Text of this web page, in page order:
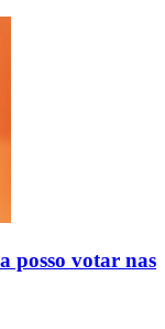
posso votar nas